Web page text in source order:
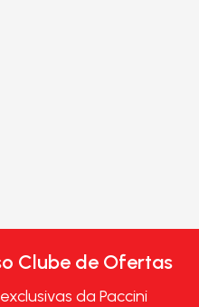
Clube de Ofertas
da Paccini